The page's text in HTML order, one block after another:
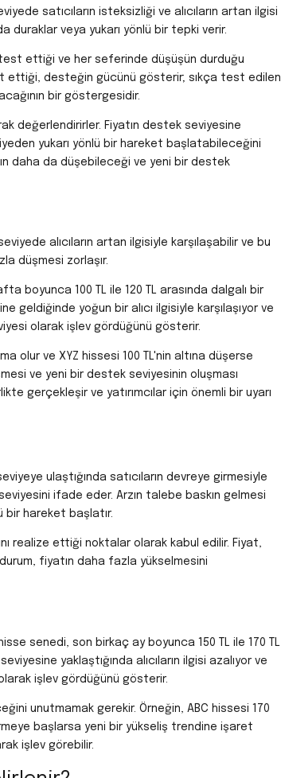
satıcıların isteksizliği ve alıcıların artan ilgisi
veya yukarı yönlü bir tepki verir.
ettiği ve her seferinde düşüşün durduğu
ettiği, desteğin gücünü gösterir; sıkça test edilen
bir göstergesidir.
değerlendirirler. Fiyatın destek seviyesine
yukarı yönlü bir hareket başlatabileceğini
daha da düşebileceği ve yeni bir destek
alıcıların artan ilgisiyle karşılaşabilir ve bu
düşmesi zorlaşır.
boyunca 100 TL ile 120 TL arasında dalgalı bir
geldiğinde yoğun bir alıcı ilgisiyle karşılaşıyor ve
olarak işlev gördüğünü gösterir.
olur ve XYZ hissesi 100 TL'nin altına düşerse
ve yeni bir destek seviyesinin oluşması
gerçekleşir ve yatırımcılar için önemli bir uyarı
ulaştığında satıcıların devreye girmesiyle
ifade eder. Arzın talebe baskın gelmesi
bir hareket başlatır.
realize ettiği noktalar olarak kabul edilir. Fiyat,
fiyatın daha fazla yükselmesini
senedi, son birkaç ay boyunca 150 TL ile 170 TL
yaklaştığında alıcıların ilgisi azalıyor ve
olarak işlev gördüğünü gösterir.
unutmamak gerekir. Örneğin, ABC hissesi 170
başlarsa yeni bir yükseliş trendine işaret
işlev görebilir.